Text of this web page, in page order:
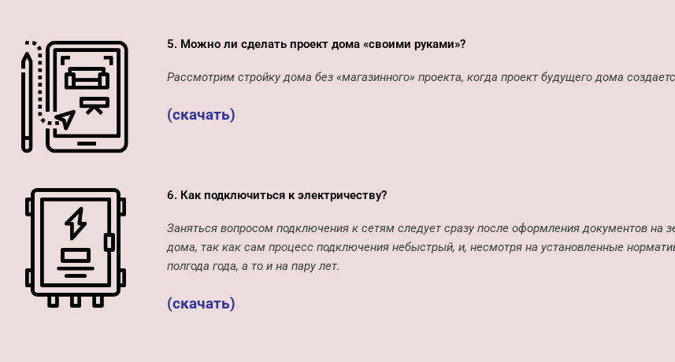
5. Можно ли сделать проект дома «своими руками»?
Рассмотрим стройку дома без «магазинного» проекта, когда проект будущего дома
(скачать)
6. Как подключиться к электричеству?
Заняться вопросом подключения к сетям следует сразу после оформления документов на
дома, так как сам процесс подключения небыстрый, и, несмотря на установленные
полгода года, а то и на пару лет.
(скачать)